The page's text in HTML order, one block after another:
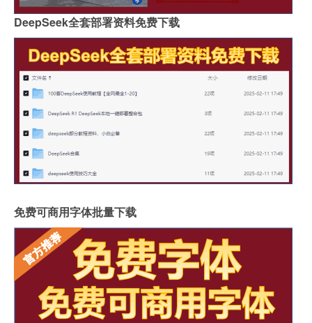
DeepSeek全套部署资料免费下载
免费可商用字体批量下载